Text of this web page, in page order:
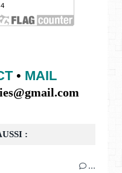
:
…
• MAIL